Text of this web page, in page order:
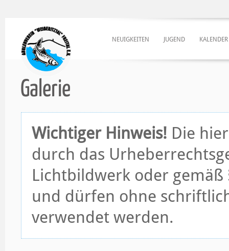
NEUIGKEITEN JUGEND KALENDER
Galerie
Wichtiger Hinweis! Die
durch das
Lichtbildwerk oder gemäß
und dürfen ohne
verwendet werden.